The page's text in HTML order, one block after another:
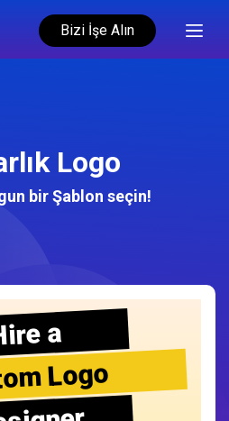
Bizi İşe Alın
Logo
bir Şablon seçin!
a
Logo